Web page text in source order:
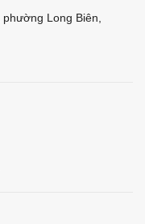
Long Biên,